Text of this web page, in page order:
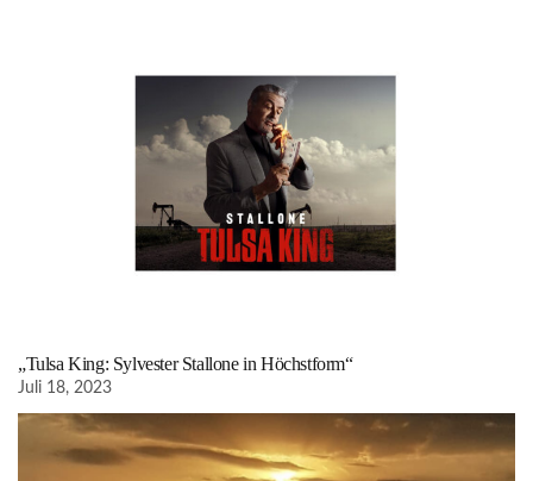
„Tulsa King: Sylvester Stallone in Höchstform“
Juli 18, 2023